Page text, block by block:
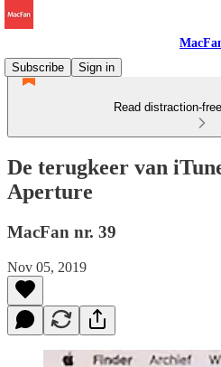
Subscribe
Sign in
Read distraction-
De terugkeer van
Aperture
MacFan nr. 39
Nov 05, 2019